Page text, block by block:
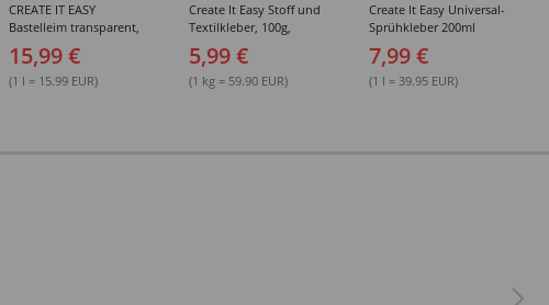
CREATE IT EASY
Bastelleim transparent,
ohne Lösungsmittel,
1000 ml
15,99 €
(1 l = 15.99 EUR)
Create It Easy Stoff und
Textilkleber, 100g,
Kunststoffflasche mit
Maldüse
5,99 €
(1 kg = 59.90 EUR)
Create It Easy Universal-
Sprühkleber 200ml
(permanent)
7,99 €
(1 l = 39.95 EUR)